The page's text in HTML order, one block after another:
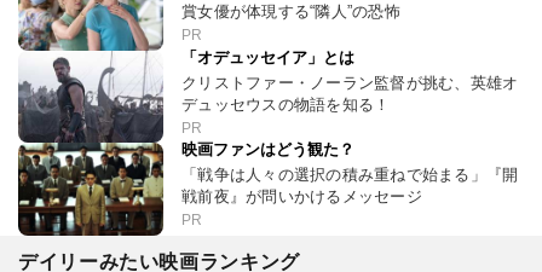
賞女優が体現する“隣人”の恐怖
PR
「オデュッセイア」とは
クリストファー・ノーラン監督が挑む、英雄オ
デュッセウスの物語を知る！
PR
映画ファンはどう観た？
「戦争は人々の選択の積み重ねで始まる」『開
戦前夜』が問いかけるメッセージ
PR
デイリーみたい映画ランキング